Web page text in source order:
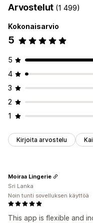
Arvostelut (1 499)
Kokonaisarvio
5
5
4
3
2
1
Kirjoita arvostelu
This app is flexible and
Moiraa Lingerie
Sri Lanka
Noin tunti sovelluksen käyttöä